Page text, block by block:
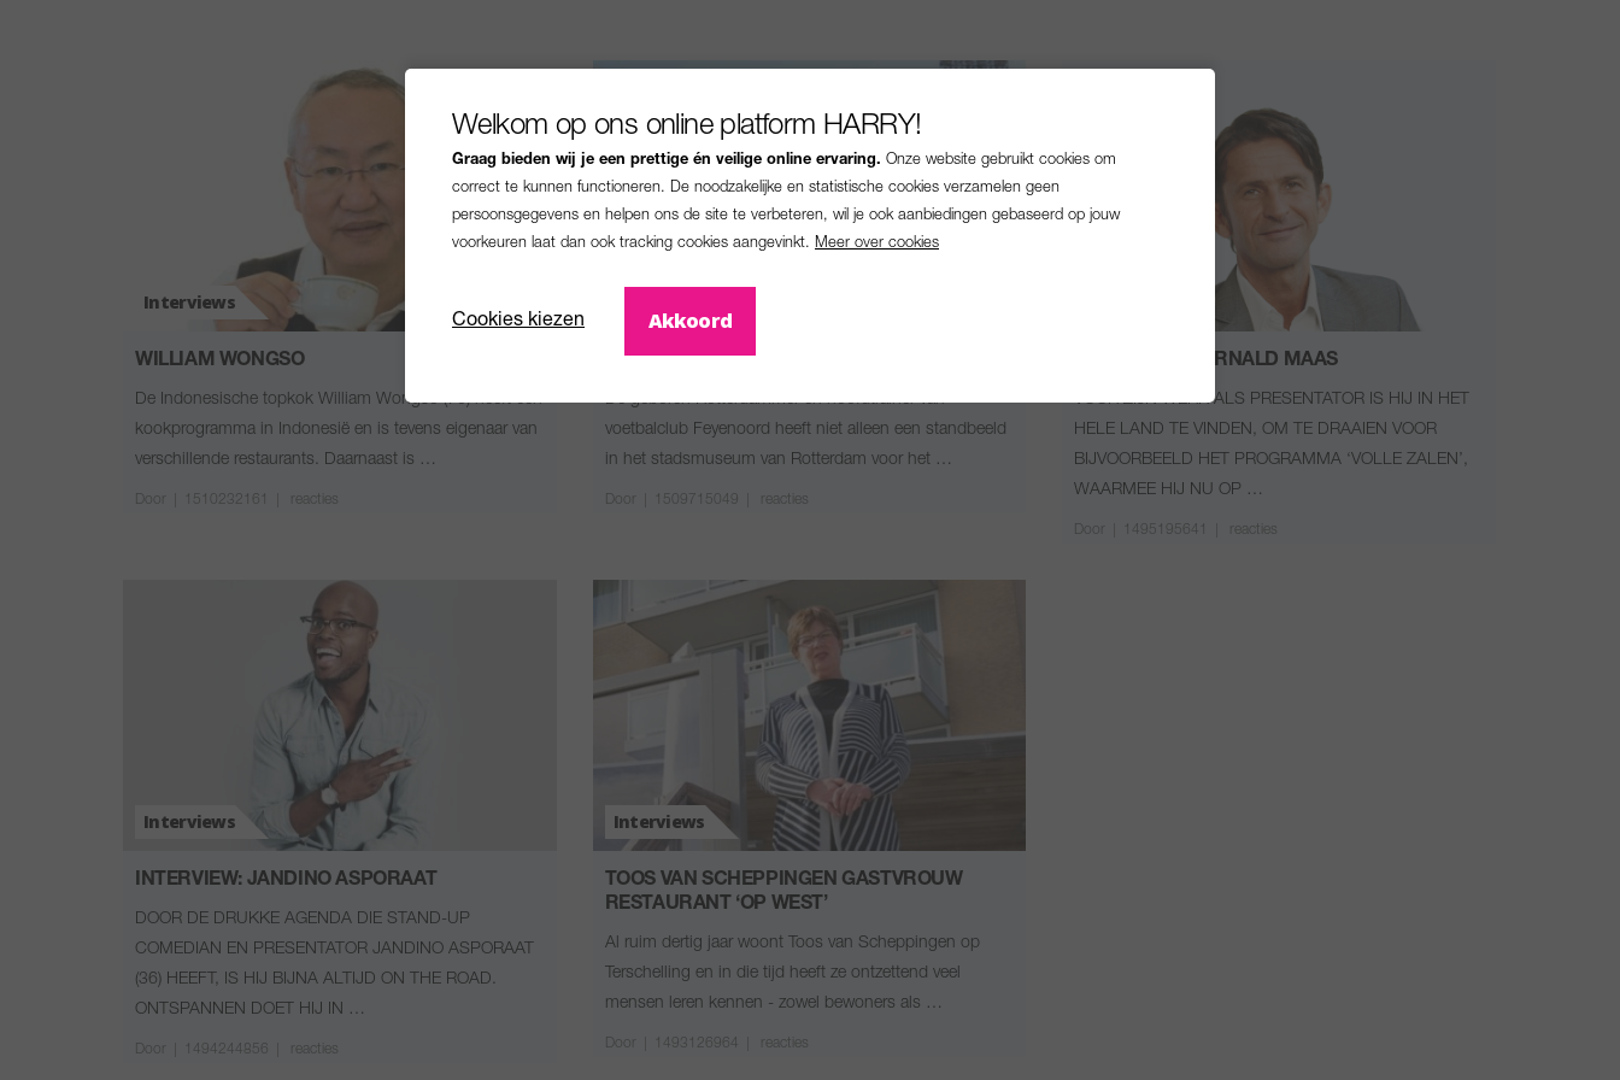
Welkom op ons online platform HARRY!
Graag bieden wij je een prettige én veilige online ervaring. Onze website gebruikt cookies om
correct te kunnen functioneren. De noodzakelijke en statistische cookies verzamelen geen
persoonsgegevens en helpen ons de site te verbeteren, wil je ook aanbiedingen gebaseerd op jouw
voorkeuren laat dan ook tracking cookies aangevinkt. Meer over cookies
Cookies kiezen Akkoord
Interviews
WILLIAM WONGSO
De Indonesische topkok William Wongso (70) heeft een
kookprogramma in Indonesië en is tevens eigenaar van
verschillende restaurants. Daarnaast is …
Door 1510232161 | reacties
INTERVIEW: GIOVANNI VAN BRONCKHORST
De geboren Rotterdammer en hoofdtrainer van
voetbalclub Feyenoord heeft niet alleen een standbeeld
in het stadsmuseum van Rotterdam voor het …
Door 1509715049 | reacties
INTERVIEW: CORNALD MAAS
VOOR ZIJN WERK ALS PRESENTATOR IS HIJ IN HET
HELE LAND TE VINDEN, OM TE DRAAIEN VOOR
BIJVOORBEELD HET PROGRAMMA ‘VOLLE ZALEN’,
WAARMEE HIJ NU OP …
Door 1495195641 | reacties
Interviews
INTERVIEW: JANDINO ASPORAAT
DOOR DE DRUKKE AGENDA DIE STAND-UP
COMEDIAN EN PRESENTATOR JANDINO ASPORAAT
(36) HEEFT, IS HIJ BIJNA ALTIJD ON THE ROAD.
ONTSPANNEN DOET HIJ IN …
Door 1494244856 | reacties
Interviews
TOOS VAN SCHEPPINGEN GASTVROUW
RESTAURANT ‘OP WEST’
Al ruim dertig jaar woont Toos van Scheppingen op
Terschelling en in die tijd heeft ze ontzettend veel
mensen leren kennen - zowel bewoners als …
Door 1493126964 | reacties